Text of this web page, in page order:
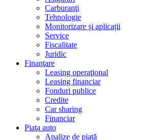
Carburanţi
Tehnologie
Monitorizare și aplicații
Service
Fiscalitate
Juridic
Finanţare
Leasing operaţional
Leasing financiar
Fonduri publice
Credite
Car sharing
Financiar
Piaţa auto
Analize de piață